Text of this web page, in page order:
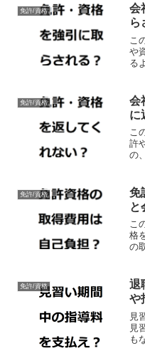
免許/資格
会
ら
こ
や
る
こ
免許/資格
会
に
こ
許
の
を
免許/資格
免
と
こ
格
の
も
免許/資格
退
や
見
見
も